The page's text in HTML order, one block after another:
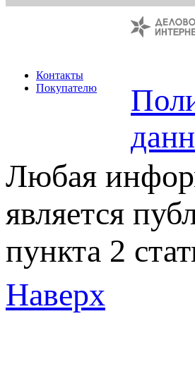
Контакты
Покупателю
Любая
является
пункта 2
Наверх